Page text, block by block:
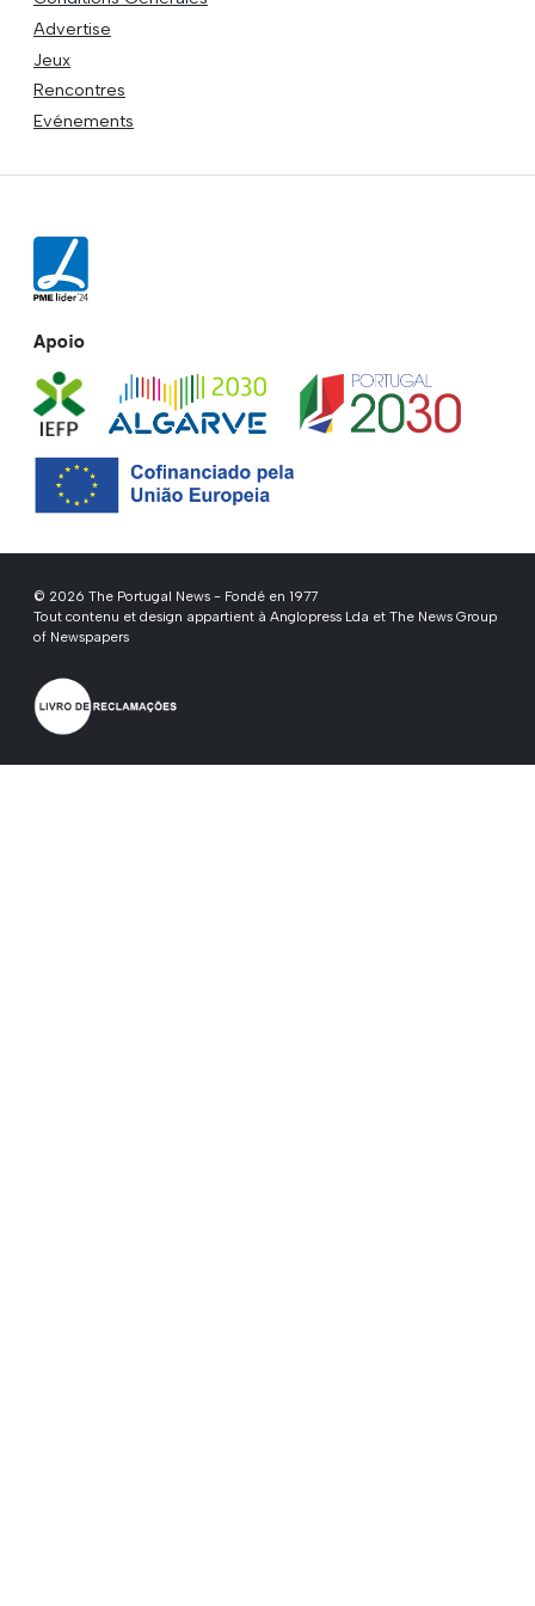
Advertise
Jeux
Rencontres
Evénements
Apoio
© 2026 The Portugal News - Fondé en 1977
Tout contenu et design appartient à Anglopress Lda et The News Group
of Newspapers